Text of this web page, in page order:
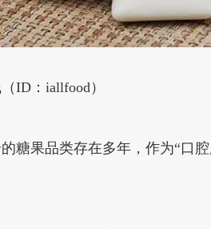
ID：iallfood）
糖果品类存在多年，作为“口